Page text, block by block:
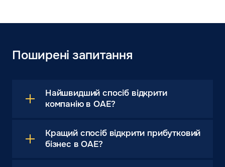
Поширені запитання
Найшвидший спосіб відкрити
компанію в ОАЕ?
Кращий спосіб відкрити прибутковий
бізнес в ОАЕ?